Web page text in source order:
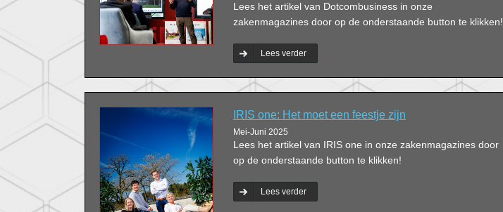
Lees het artikel van Dotcombusiness in onze
zakenmagazines door op de onderstaande button te klikken!
Lees verder
IRIS one: Het moet een feestje zijn
Mei-Juni 2025
Lees het artikel van IRIS one in onze zakenmagazines door
op de onderstaande button te klikken!
Lees verder